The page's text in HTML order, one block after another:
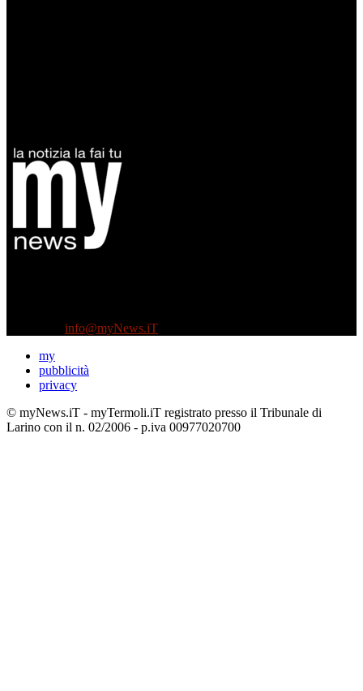
info@myNews.iT
my
pubblicità
privacy
© myNews.iT - myTermoli.iT registrato presso il Tribunale di
Larino con il n. 02/2006 - p.iva 00977020700